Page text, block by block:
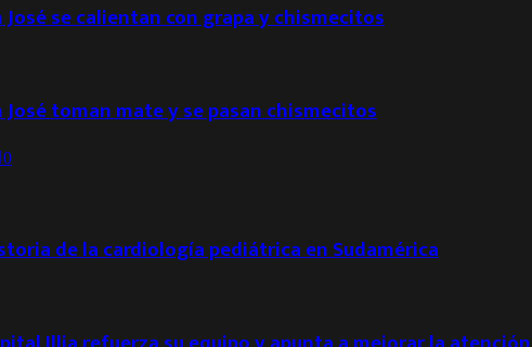
se calientan con grapa y chismecitos
José toman mate y se pasan chismecitos
0
de la cardiología pediátrica en Sudamérica